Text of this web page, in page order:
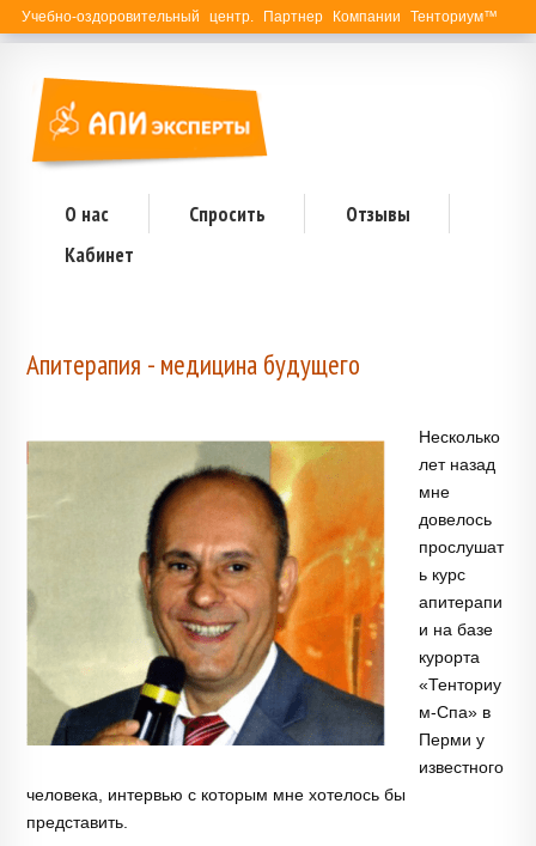
Учебно-оздоровительный центр. Партнер Компании Тенториум™
О нас Спросить
Отзывы
Кабинет
Апитерапия - медицина будущего
Несколько
лет назад
мне
довелось
прослушат
ь курс
апитерапи
и на базе
курорта
«Тенториу
м-Спа» в
Перми у
известного
человека, интервью с которым мне хотелось бы
представить.